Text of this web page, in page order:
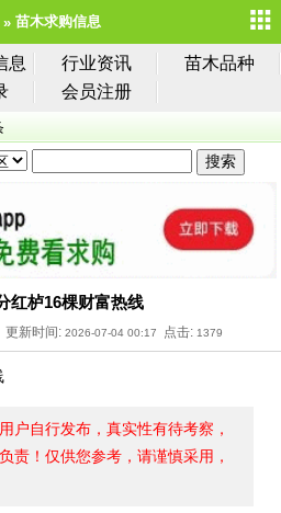
苗木求购信息
息 行业资讯
苗木品种
会员注册
红栌16棵财富热线
更新时间: 2026-07-04 00:17 点击: 1379
户自行发布，真实性有待考察，
责！仅供您参考，请谨慎采用，